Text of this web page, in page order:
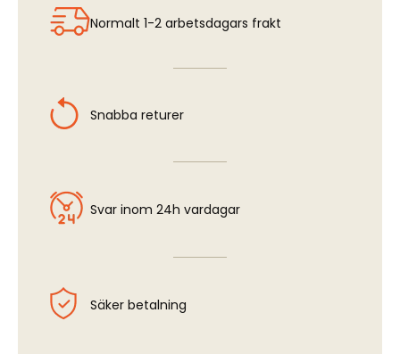
Normalt 1-2 arbetsdagars frakt
Snabba returer
Svar inom 24h vardagar
Säker betalning